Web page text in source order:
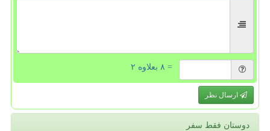
= ۸ بعلاوه ۲
ارسال نظر
دوستان فقط سفر